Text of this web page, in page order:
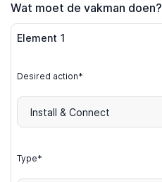
Wat moet de vakman doen?
Element 1
Desired action*
Install & Connect
Type*